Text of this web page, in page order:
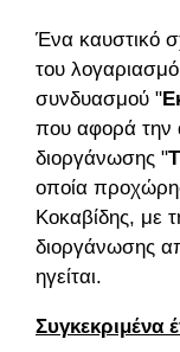
Ένα καυστικό
του
συνδυασμού "
που αφορά την
διοργάνωσης "
οποία
Κοκαβίδης, με
διοργάνωσης
ηγείται.
Συγκεκριμένα